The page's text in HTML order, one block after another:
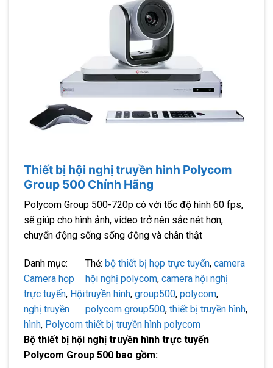
Thiết bị hội nghị truyền hình Polycom
Group 500 Chính Hãng
Polycom Group 500-720p có với tốc độ hình 60 fps,
sẽ giúp cho hình ảnh, video trở nên sắc nét hơn,
chuyển động sống sống động và chân thật
Danh mục:
Camera họp
trực tuyến, Hội
nghị truyền
hình, Polycom
Thẻ: bộ thiết bị họp trực tuyến, camera
hội nghị polycom, camera hội nghị
truyền hình, group500, polycom,
polycom group500, thiết bị truyền hình,
thiết bị truyền hình polycom
​Bộ thiết bị hội nghị truyền hình trực tuyến
Polycom Group 500 bao gồm: